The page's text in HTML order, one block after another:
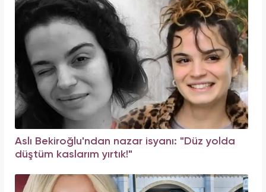
Aslı Bekiroğlu'ndan nazar isyanı: "Düz yolda
düştüm kaslarım yırtık!"